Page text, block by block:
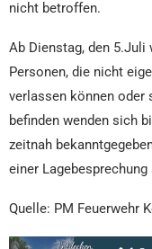
nicht betroffen.
Ab Dienstag, den
Personen, die nicht
verlassen können
befinden wenden sich
zeitnah
einer
Quelle: PM Feuerwehr